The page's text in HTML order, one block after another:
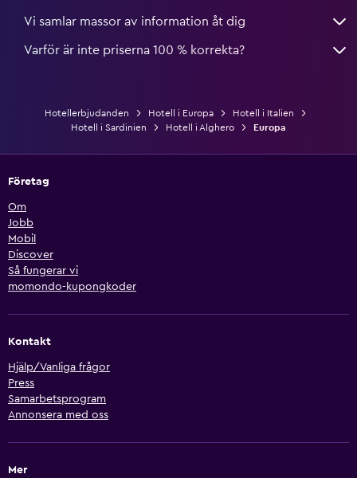
Vi samlar massor av information åt dig
Varför är inte priserna 100 % korrekta?
Hotellerbjudanden Hotell i Europa
Hotell i Italien
Hotell i Sardinien
Hotell i Alghero Europa
Företag
Om
Jobb
Mobil
Discover
Så fungerar vi
momondo-kupongkoder
Kontakt
Hjälp/Vanliga frågor
Press
Samarbetsprogram
Annonsera med oss
Mer